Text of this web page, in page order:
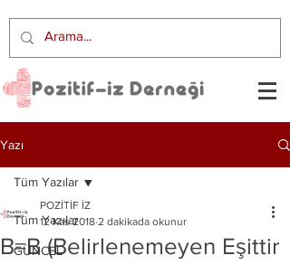
Yazı
Tüm Yazılar
GÜNCEL
Tüm Yazılar
B=B (Belirlenemeyen Eşittir
POZİTİF İZ
12 Kas 2018 2 dakikada okunur